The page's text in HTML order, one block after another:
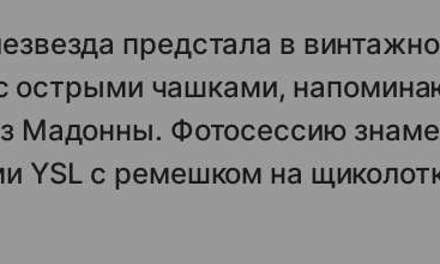
предстала в
острыми чашками,
Мадонны. Фотосессию
YSL с ремешком на